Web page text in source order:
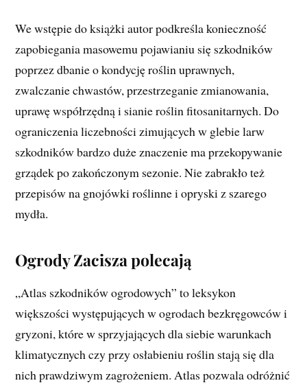
We wstępie do książki autor podkreśla konieczność
zapobiegania masowemu pojawianiu się szkodników
poprzez dbanie o kondycję roślin uprawnych,
zwalczanie chwastów, przestrzeganie zmianowania,
uprawę współrzędną i sianie roślin fitosanitarnych. Do
ograniczenia liczebności zimujących w glebie larw
szkodników bardzo duże znaczenie ma przekopywanie
grządek po zakończonym sezonie. Nie zabrakło też
przepisów na gnojówki roślinne i opryski z szarego
mydła.
Ogrody Zacisza polecają
„Atlas szkodników ogrodowych” to leksykon
większości występujących w ogrodach bezkręgowców i
gryzoni, które w sprzyjających dla siebie warunkach
klimatycznych czy przy osłabieniu roślin stają się dla
nich prawdziwym zagrożeniem. Atlas pozwala odróżnić